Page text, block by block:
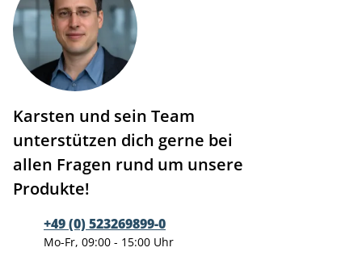
Karsten und sein Team
unterstützen dich gerne bei
allen Fragen rund um unsere
Produkte!
+49 (0) 523269899-0
Mo-Fr, 09:00 - 15:00 Uhr